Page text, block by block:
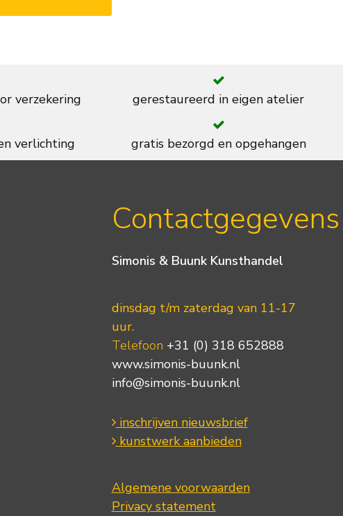
verzekering gerestaureerd in eigen atelier
verlichting gratis bezorgd en opgehangen
Contactgegevens
Simonis & Buunk Kunsthandel
dinsdag t/m zaterdag van 11-17
uur.
Telefoon +31 (0) 318 652888
www.simonis-buunk.nl
info@simonis-buunk.nl
inschrijven nieuwsbrief
kunstwerk aanbieden
Algemene voorwaarden
Privacy statement